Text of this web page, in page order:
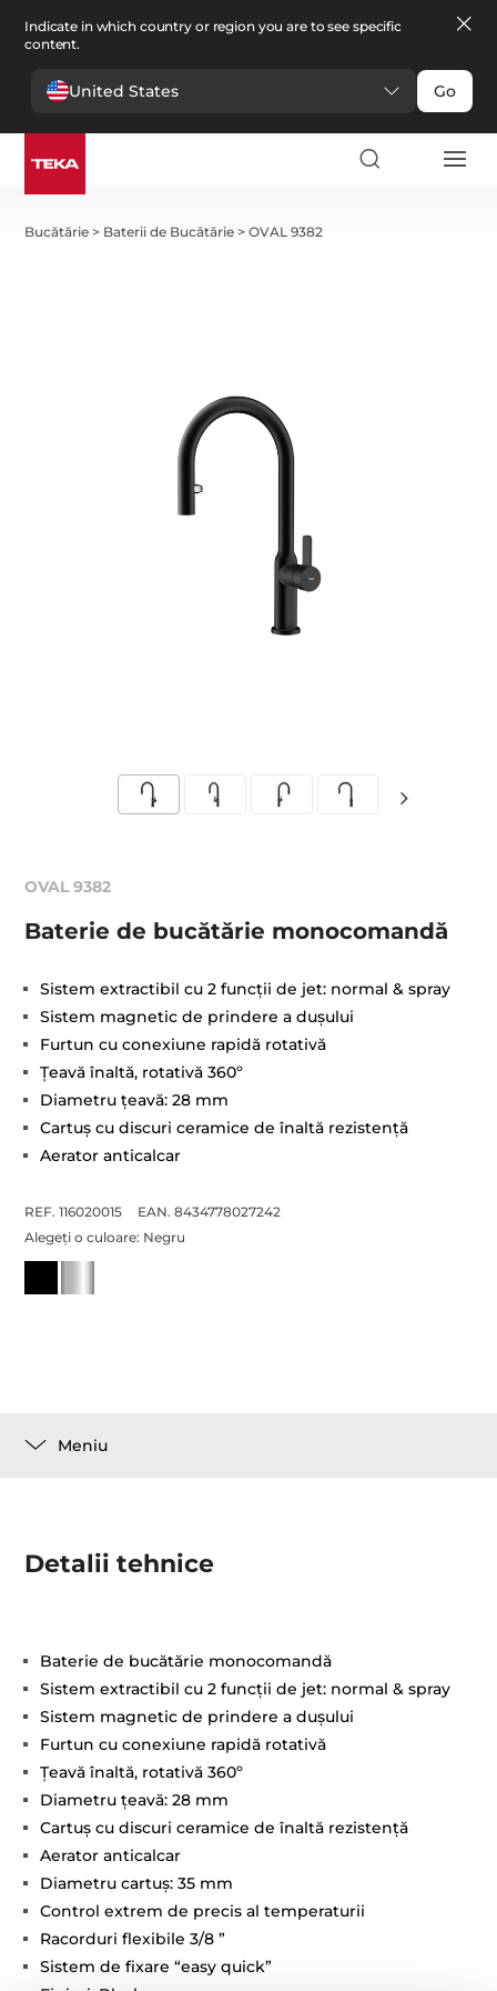
Indicate in which country or region you are to see specific
content.
United States Go
Bucătărie > Baterii de Bucătărie >OVAL 9382
OVAL 9382
Baterie de bucătărie monocomandă
Sistem extractibil cu 2 funcţii de jet: normal & spray
Sistem magnetic de prindere a duşului
Furtun cu conexiune rapidă rotativă
Țeavă înaltă, rotativă 360º
Diametru ţeavă: 28 mm
Cartuş cu discuri ceramice de înaltă rezistenţă
Aerator anticalcar
REF. 116020015
EAN. 8434778027242
Alegeți o culoare: Negru
Meniu
Detalii tehnice
Baterie de bucătărie monocomandă
Sistem extractibil cu 2 funcţii de jet: normal & spray
Sistem magnetic de prindere a duşului
Furtun cu conexiune rapidă rotativă
Țeavă înaltă, rotativă 360º
Diametru ţeavă: 28 mm
Cartuş cu discuri ceramice de înaltă rezistenţă
Aerator anticalcar
Diametru cartuş: 35 mm
Control extrem de precis al temperaturii
Racorduri flexibile 3/8 ”
Sistem de fixare “easy quick”